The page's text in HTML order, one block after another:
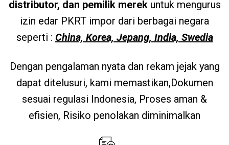
distributor, dan pemilik merekuntuk mengurus
izin edar PKRT impor dari berbagai negara
seperti : China, Korea, Jepang, India, Swedia
Dengan pengalaman nyata dan rekam jejak yang
dapat ditelusuri, kami memastikan,Dokumen
sesuai regulasi Indonesia, Proses aman &
efisien, Risiko penolakan diminimalkan